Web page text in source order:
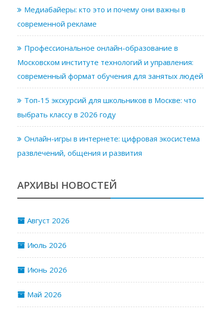
Медиабайеры: кто это и почему они важны в
современной рекламе
Профессиональное онлайн-образование в
Московском институте технологий и управления:
современный формат обучения для занятых людей
Топ-15 экскурсий для школьников в Москве: что
выбрать классу в 2026 году
Онлайн-игры в интернете: цифровая экосистема
развлечений, общения и развития
АРХИВЫ НОВОСТЕЙ
Август 2026
Июль 2026
Июнь 2026
Май 2026